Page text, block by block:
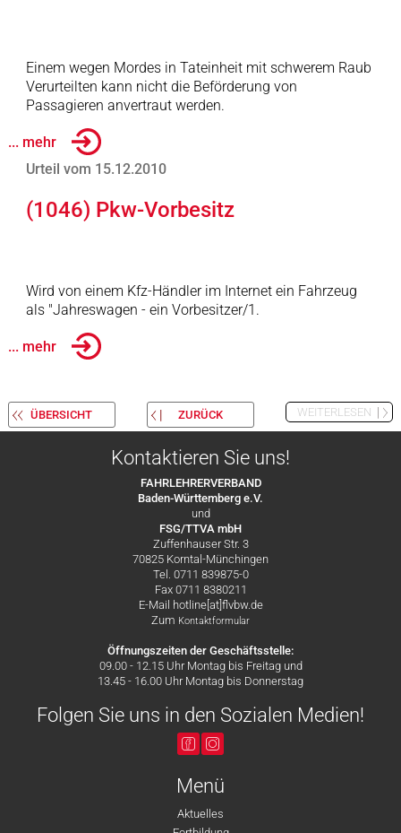
Einem wegen Mordes in Tateinheit mit schwerem Raub
Verurteilten kann nicht die Beförderung von
Passagieren anvertraut werden.
... mehr
Urteil vom 15.12.2010
(1046) Pkw-Vorbesitz
Wird von einem Kfz-Händler im Internet ein Fahrzeug
als "Jahreswagen - ein Vorbesitzer/1.
... mehr
ÜBERSICHT ZURÜCK WEITERLESEN
Kontaktieren Sie uns!
FAHRLEHRERVERBAND
Baden-Württemberg e.V.
und
FSG/TTVA mbH
Zuffenhauser Str. 3
70825 Korntal-Münchingen
Tel. 0711 839875-0
Fax 0711 8380211
E-Mail hotline[at]flvbw.de
Zum Kontaktformular
Öffnungszeiten der Geschäftsstelle:
09.00 - 12.15 Uhr Montag bis Freitag und
13.45 - 16.00 Uhr Montag bis Donnerstag
Folgen Sie uns in den Sozialen Medien!
Menü
Aktuelles